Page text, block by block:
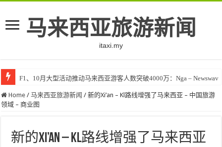
马来西亚旅游新闻
itaxi.my
F1、10月大型活动推动马来西亚游客人数突破4000万：Nga – Newswav
Home / 马来西亚旅游新闻 / 新的Xi’an – Kl路线增强了马来西亚 – 中国旅游
领域 – 商业图
新的Xi’an – Kl路线增强了马来西亚